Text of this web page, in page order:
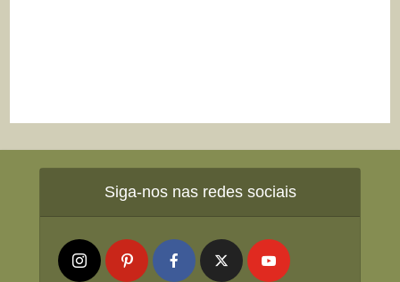
Siga-nos nas redes sociais